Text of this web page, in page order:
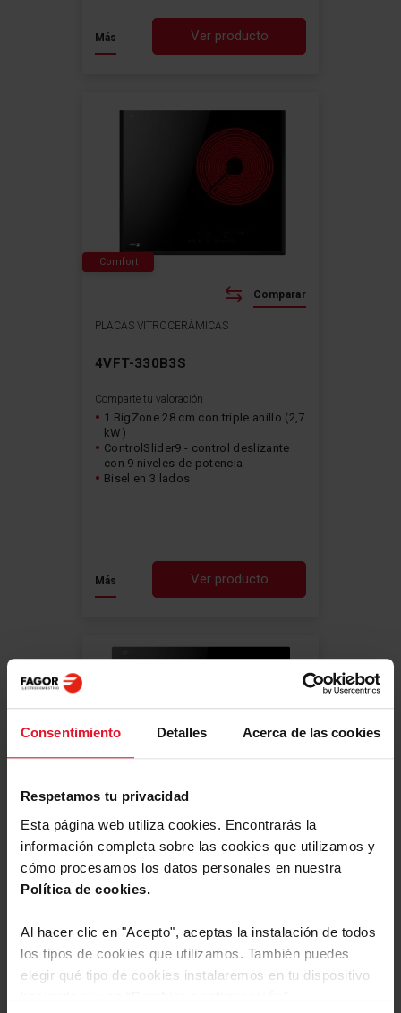
Consentimiento Detalles Acerca de las cookies
Respetamos tu privacidad
Esta página web utiliza cookies. Encontrarás la
información completa sobre las cookies que utilizamos y
cómo procesamos los datos personales en nuestra
Política de cookies.
Al hacer clic en "Acepto", aceptas la instalación de todos
los tipos de cookies que utilizamos. También puedes
elegir qué tipo de cookies instalaremos en tu dispositivo
haciendo clic en “Cambiar configuración”.
Ver producto
Más
PLACAS VITROCERÁMICAS
4VFT-330B3S
Ver producto
Más
Comparte tu valoración
1 BigZone 28 cm con triple anillo (2,7
kW)
ControlSlider9 - control deslizante
con 9 niveles de potencia
Bisel en 3 lados
Comparar
Comfort
PLACAS VITROCERÁMICAS
Comparte tu valoración
1 BigZone 28 cm con triple anillo (2,7
kW)
Comfort